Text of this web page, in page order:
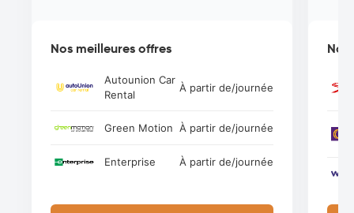
Nos meilleures offres
Autounion Car
Rental
À partir de/journée
Green Motion À partir de/journée
Enterprise À partir de/journée
Nos